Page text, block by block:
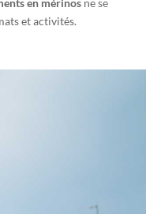
en mérinos ne se
et activités.